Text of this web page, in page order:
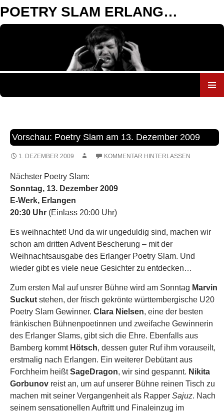
POETRY SLAM ERLANGEN
Vorschau: Poetry Slam am 13. Dezember 2009
1. DEZEMBER 2009 KOMMENTAR HINTERLASSEN
Nächster Poetry Slam:
Sonntag, 13. Dezember 2009
E-Werk, Erlangen
20:30 Uhr (Einlass 20:00 Uhr)
Es weihnachtet! Und da wir ungeduldig sind, machen wir
schon am dritten Advent Bescherung – mit der
Weihnachtsausgabe des Erlanger Poetry Slam. Und
wieder gibt es viele neue Gesichter zu entdecken…
Zum ersten Mal auf unsrer Bühne wird am Sonntag Marvin
Suckut stehen, der frisch gekrönte württembergische U20
Poetry Slam Gewinner. Clara Nielsen, eine der besten
fränkischen Bühnenpoetinnen und zweifache Gewinnerin
des Erlanger Slams, gibt sich die Ehre. Ebenfalls aus
Bamberg kommt Hötsch, dessen guter Ruf ihm vorauseilt,
erstmalig nach Erlangen. Ein weiterer Debütant aus
Forchheim heißtSageDragon, wir sind gespannt. Nikita
Gorbunov reist an, um auf unserer Bühne reinen Tisch zu
machen mit seiner Vergangenheit als Rapper Sajuz. Nach
seinem sensationellen Auftritt und Finaleinzug im